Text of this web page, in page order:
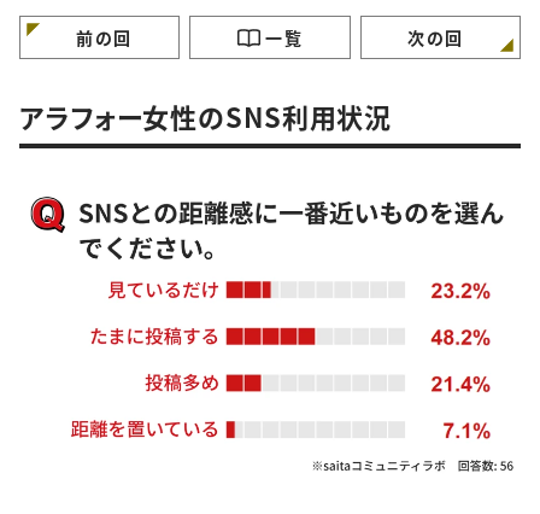
ておくコツ」3選 ーがランクイン
前の回 一覧 次の回
アラフォー女性のSNS利用状況